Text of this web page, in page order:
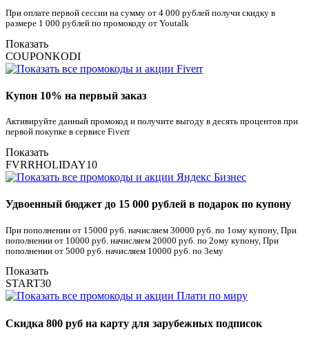
При оплате первой сессии на сумму от 4 000 рублей получи скидку в
размере 1 000 рублей по промокоду от Youtalk
Показать
COUPONKODI
Купон 10% на первый заказ
Активируйте данный промокод и получите выгоду в десять процентов при
первой покупке в сервисе Fiverr
Показать
FVRRHOLIDAY10
Удвоенный бюджет до 15 000 рублей в подарок по купону
При пополнении от 15000 руб. начисляем 30000 руб. по 1ому купону, При
пополнении от 10000 руб. начисляем 20000 руб. по 2ому купону, При
пополнении от 5000 руб. начисляем 10000 руб. по 3ему
Показать
START30
Скидка 800 руб на карту для зарубежных подписок